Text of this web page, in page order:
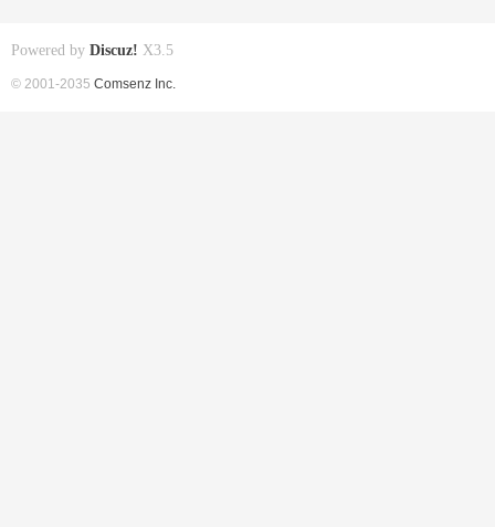
Powered by Discuz! X3.5
© 2001-2035 Comsenz Inc.